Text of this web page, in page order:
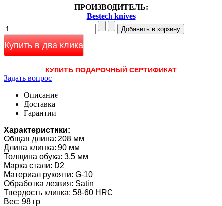
ПРОИЗВОДИТЕЛЬ:
Bestech knives
Купить в два клика
КУПИТЬ ПОДАРОЧНЫЙ СЕРТИФИКАТ
Задать вопрос
Описание
Доставка
Гарантии
Характеристики:
Общая длина: 208 мм
Длина клинка: 90 мм
Толщина обуха: 3,5 мм
Марка стали: D2
Материал рукояти: G-10
Обработка лезвия: Satin
Твердость клинка: 58-60 HRC
Вес: 98 гр